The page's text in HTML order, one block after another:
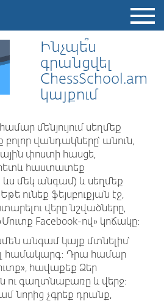
Ինչպե՞ս
գրանցվել
ChessSchool.am
կայքում
մենյույում սեղմեք
բոլոր վանդակները՝ անուն,
փոստի հասցե,
հաստատեք
մեկ անգամ) և սեղմեք
ունեք ֆեյսբուքյան էջ,
վերը նշվածները,
Facebook-ով» կոճակը։
անգամ կայք մտնելիս՝
համակարգ։ Դրա համար
հավաքեք Ձեր
ու գաղտնաբառը և վերջ։
նորից չգրեք դրանք,